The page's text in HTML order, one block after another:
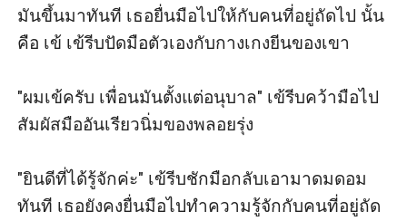
มันขึ้นมาทันที เธอยื่นมือไปให้กับคนที่อยู่ถัดไป นั้น
คือ เข้ เข้รีบปัดมือตัวเองกับกางเกงยีนของเขา
"ผมเข้ครับ เพื่อนมันตั้งแต่อนุบาล" เข้รีบคว้ามือไป
สัมผัสมืออันเรียวนิ่มของพลอยรุ่ง
"ยินดีที่ได้รู้จักค่ะ" เข้รีบชักมือกลับเอามาดมดอม
ทันที เธอยังคงยื่นมือไปทำความรู้จักกับคนที่อยู่ถัด